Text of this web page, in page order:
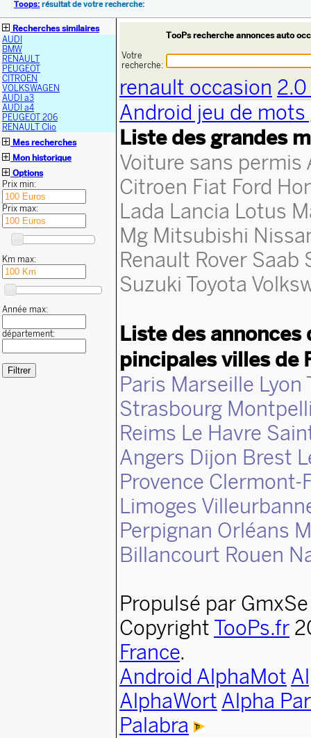
Toops: résultat de votre recherche:
TooPs recherche annonces auto
Votre
recherche:
renault occasion
Android jeu de
Liste des grandes
Voiture sans permis
Citroen Fiat Ford
Lada Lancia Lotus
Mg Mitsubishi
Renault Rover Saab
Suzuki Toyota
Liste des
pincipales villes de
Paris Marseille Lyon
Strasbourg
Reims Le Havre
Angers Dijon Brest
Provence Clermont-
Limoges
Perpignan Orléans
Billancourt Rouen
Propulsé par
Copyright TooPs.fr
France.
Android AlphaMot
AlphaWort Alpha
Palabra
Recherches similaires
AUDI
BMW
RENAULT
PEUGEOT
CITROEN
VOLKSWAGEN
AUDI a3
AUDI a4
PEUGEOT 206
RENAULT Clio
Mes recherches
Mon historique
Options
Prix min:
Prix max:
Km max:
Année max:
département: